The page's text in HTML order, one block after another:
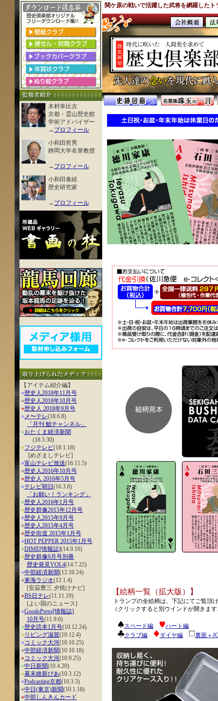
木村幸比古
京都・霊山歴史館
学術アドバイザー
→ プロフィール
小和田哲男
静岡大学名誉教授
→ プロフィール
小和田泰経
歴史研究家
→ プロフィール
【アイテム紹介編】
●歴史人2018年11月号
●歴史人2018年10月号
●歴史人 2018年9月号
● メ〜テレ(18.6.8)
「月刊 鯱チャンネル」
●おたくま経済新聞
(18.5.30)
●フジテレビ(18.1.18)
[めざましテレビ]
●富山テレビ放送(16.11.5)
●歴史人2016年10月号
●歴史人 2016年5月号
●テレビ朝日 (16.3.8)
「お願い！ランキング」
●歴史人2016年1月号
●歴史群像2015年12月号
●歴史人2015年9月号
●歴史人2015年4月号
●歴史街道 2015年1月号
●HOT PEPPER 2015年1月号
●DIME[情報誌](14.9.16)
●歴史群像9月号別冊
歴史発見VOL4(14.7.22)
●中部経済新聞(12.10.24)
●東海ラジオ(12.1.4)
[安蒜豊三 夕焼けナビ]
●BS日テレ(11.11.19)
[よい国のニュース]
●GoodsPress[情報誌]
10月号(11.9.6)
●歴史読本1月号(10.12.24)
● リビング滋賀(10.12.4)
●コミック大河(10.10.25)
●中部経済新聞(10.10.18)
●コミック大河(10.9.25)
●中日新聞(10.4.20)
●幕末維新ぴあ(10.3.12)
●Podcasting京都(10.3.3)
●中日(東京)新聞(10.1.18)
●中部しんきんカード
関ケ原の戦いで活躍した武将を網羅した
【絵柄一覧（拡大版）】
トランプの全絵柄は、下記にてご覧頂
（クリックすると別ウインドが開きま
スペード編
ハート編
クラブ編
ダイヤ編 裏面＋